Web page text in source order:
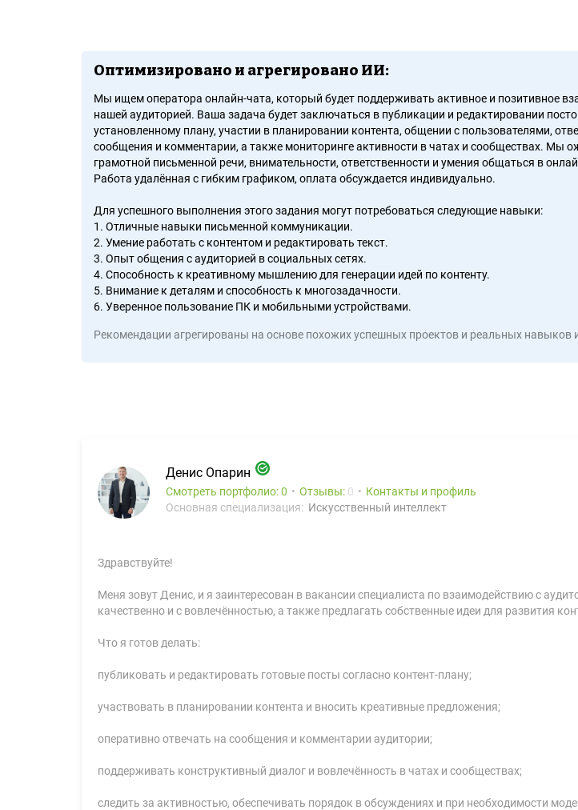
Оптимизировано и агрегировано ИИ:
Мы ищем оператора онлайн-чата, который будет поддерживать активное и позитивное
нашей аудиторией. Ваша задача будет заключаться в публикации и редактировании
установленному плану, участии в планировании контента, общении с пользователями,
сообщения и комментарии, а также мониторинге активности в чатах и сообществах. Мы
грамотной письменной речи, внимательности, ответственности и умения общаться в
Работа удалённая с гибким графиком, оплата обсуждается индивидуально.
Для успешного выполнения этого задания могут потребоваться следующие навыки:
1. Отличные навыки письменной коммуникации.
2. Умение работать с контентом и редактировать текст.
3. Опыт общения с аудиторией в социальных сетях.
4. Способность к креативному мышлению для генерации идей по контенту.
5. Внимание к деталям и способность к многозадачности.
6. Уверенное пользование ПК и мобильными устройствами.
Рекомендации агрегированы на основе похожих успешных проектов и реальных навыков
Денис Опарин
Смотреть портфолио: 0 Отзывы: 0
Контакты и профиль
Основная специализация: Искусственный интеллект
Здравствуйте!
Меня зовут Денис, и я заинтересован в вакансии специалиста по взаимодействию с
качественно и с вовлечённостью, а также предлагать собственные идеи для развития
Что я готов делать:
публиковать и редактировать готовые посты согласно контент-плану;
участвовать в планировании контента и вносить креативные предложения;
оперативно отвечать на сообщения и комментарии аудитории;
поддерживать конструктивный диалог и вовлечённость в чатах и сообществах;
следить за активностью, обеспечивать порядок в обсуждениях и при необходимости